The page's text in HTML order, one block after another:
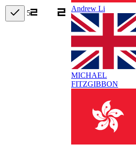
5 Andrew Li
MICHAEL
FITZGIBBON